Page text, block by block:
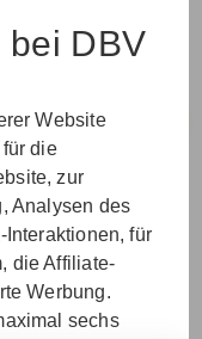
bei DBV
Website
die
zur
Analysen des
für
die Affiliate-
Werbung.
sechs